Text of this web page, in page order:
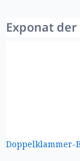
Exponat der